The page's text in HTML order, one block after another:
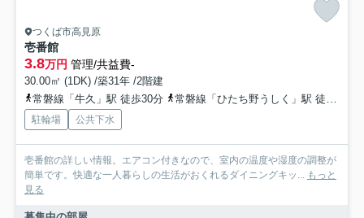
つくば市高見原
壱番館
3.8万円 管理/共益費-
30.00㎡ (1DK) /築31年 /2階建
常磐線「牛久」駅 徒歩30分
常磐線「ひたち野うしく」駅 徒歩47分
駐輪場 公共下水
壱番館の詳しい情報。エアコン付きなので、室内の温度や湿度の調整が
簡単です。快適な一人暮らしの生活がおくれるダイニングキッ... もっと
見る